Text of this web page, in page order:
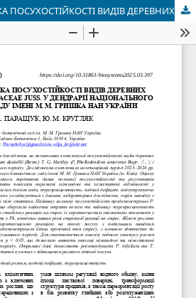
КОМПЛЕКСНА ОЦІНКА ПОСУХОСТІЙКОСТІ ВИДІВ ДЕРЕВНИХ РОСЛИН РОДИНИ RUTACEAE JUSS. У ДЕНДРАРІЇ НАЦІОНАЛЬНОГО БОТАНІЧНОГО САДУ ІМЕНІ М. М. ГРИШКА НАН УКРАЇНИ